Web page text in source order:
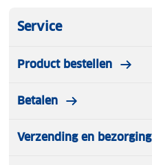
Service
Product bestellen
Betalen
Verzending en bezorging